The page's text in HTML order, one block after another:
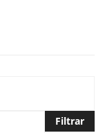
Filtrar